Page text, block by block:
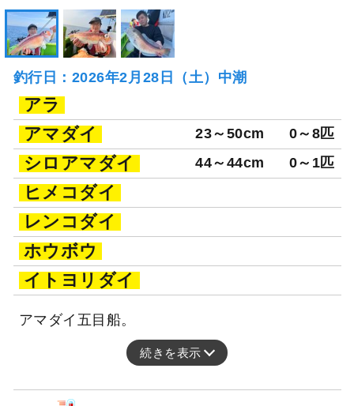
釣行日：2026年2月28日（土）中潮
アラ
アマダイ
23～50cm 0～8匹
シロアマダイ 44～44cm 0～1匹
ヒメコダイ
レンコダイ
ホウボウ
イトヨリダイ
アマダイ五目船。
続きを表示